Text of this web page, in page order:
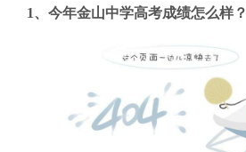
1、今年金山中学高考成绩怎么样？